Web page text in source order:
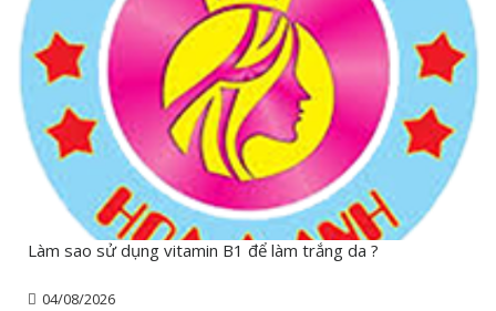
Làm sao sử dụng vitamin B1 để làm trắng da ?
04/08/2026